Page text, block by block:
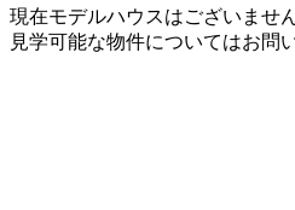
現在モデルハウスはございません
見学可能な物件についてはお問